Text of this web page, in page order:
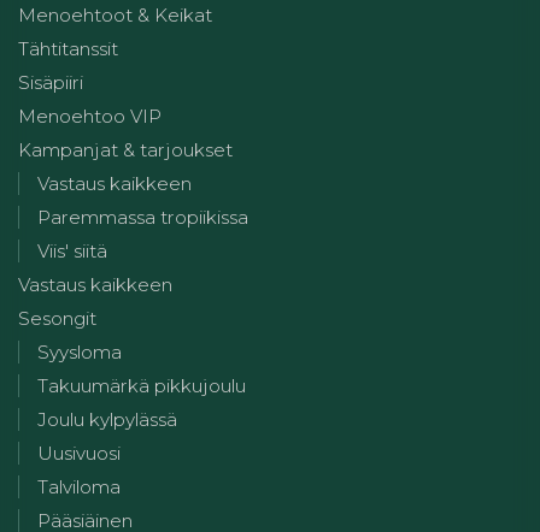
Menoehtoot & Keikat
Tähtitanssit
Sisäpiiri
Menoehtoo VIP
Kampanjat & tarjoukset
Vastaus kaikkeen
Paremmassa tropiikissa
Viis' siitä
Vastaus kaikkeen
Sesongit
Syysloma
Takuumärkä pikkujoulu
Joulu kylpylässä
Uusivuosi
Talviloma
Pääsiäinen